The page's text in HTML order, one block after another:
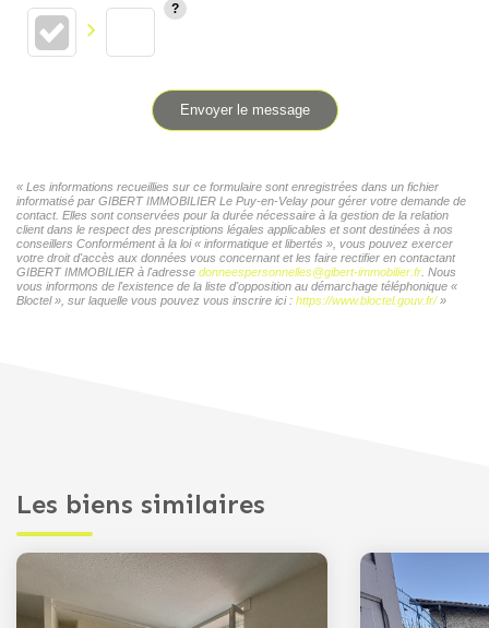
Envoyer le message
« Les informations recueillies sur ce formulaire sont enregistrées dans un fichier
informatisé par GIBERT IMMOBILIER Le Puy-en-Velay pour gérer votre demande de
contact. Elles sont conservées pour la durée nécessaire à la gestion de la relation
client dans le respect des prescriptions légales applicables et sont destinées à nos
conseillers Conformément à la loi « informatique et libertés », vous pouvez exercer
votre droit d'accès aux données vous concernant et les faire rectifier en contactant
GIBERT IMMOBILIER à l'adresse donneespersonnelles@gibert-immobilier.fr . Nous
vous informons de l'existence de la liste d'opposition au démarchage téléphonique «
Bloctel », sur laquelle vous pouvez vous inscrire ici : https://www.bloctel.gouv.fr/»
Les biens similaires